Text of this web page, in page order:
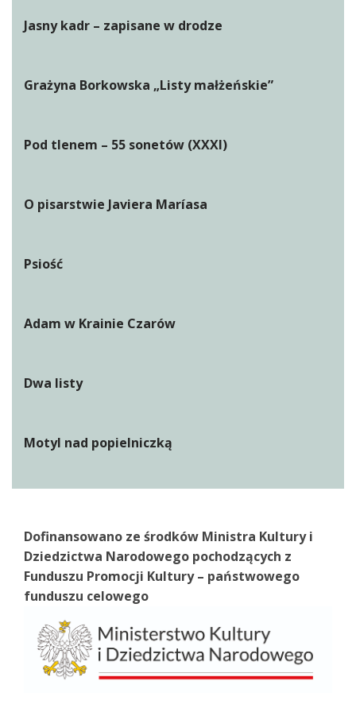
Jasny kadr – zapisane w drodze
Grażyna Borkowska „Listy małżeńskie”
Pod tlenem – 55 sonetów (XXXI)
O pisarstwie Javiera Maríasa
Psiość
Adam w Krainie Czarów
Dwa listy
Motyl nad popielniczką
Dofinansowano ze środków Ministra Kultury i
Dziedzictwa Narodowego pochodzących z
Funduszu Promocji Kultury – państwowego
funduszu celowego